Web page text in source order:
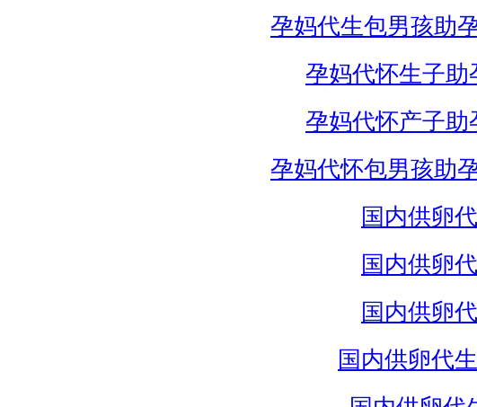
孕妈代生包男孩助
孕妈代怀生子助
孕妈代怀产子助
孕妈代怀包男孩助
国内供卵
国内供卵
国内供卵
国内供卵代